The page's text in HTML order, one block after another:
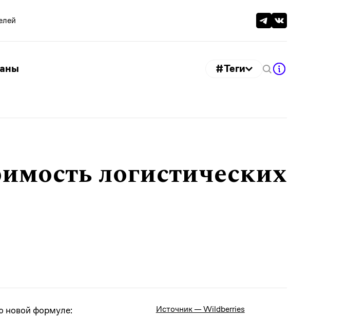
#Теги
логистических
Источник — Wildberries
новой формуле: